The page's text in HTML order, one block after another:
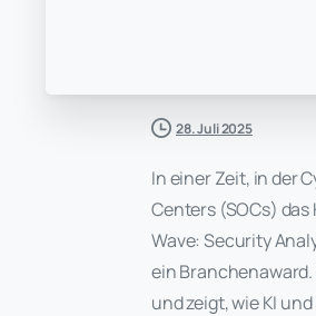
28. Juli 2025
In einer Zeit, in der
Centers (SOCs)
Wave: Security
ein
und zeigt, wie KI